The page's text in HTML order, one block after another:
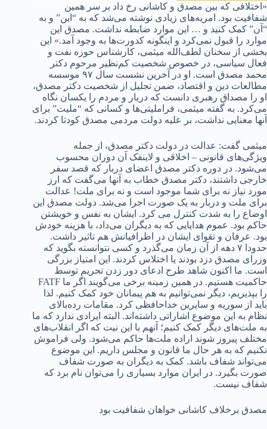
«اختلافی که بین مصدق و کاشانی رخ داد بر سر همین
شفافیت بود. امریه‌های زیادی نوشته می‌شد که به “این” و به
“آن” کمک کنید و … این موارد ضابطه نداشت. مصدق این
موارد را قبول نمی‌کرد و اینگونه کدورت‌ها به وجود آمد.» این
بخشی از سخنان لطف‌الله میثمی، کارشناس حوزه نفت و
فعال سیاسی، در خصوص شخصیت کم‌نظیر مرحوم دکتر
محمد مصدق است. او در آخرین نشست سال ۹۷ موسسه
مطالعات دین و اقتصاد، ضمن تجلیل از شخصیت دکتر مصدق،
او را مصداق رهبری دانست که دربار و مردم را یکسان نگاه
می‌کرد. به گفته میثمی، فراملیتی‌ها و کسانی که “ملیت” برای
آنها معنایی نداشت، بر علیه دولت مردمی مصدق کودتا کردند.
میثمی گفت: عدالت در دولت دکتر مصدق، از جمله
ویژگی‌های قانونی – اخلاقی و لاینفک آن دوران محسوب
می‌شود. در دوره دکتر مصدق اعضای دربار که قصد سفر
خارجی داشتند، دکتر مصدق خطاب به آنها می‌گفت که ارز
مورد نیاز نه برای شما موجود است و نه برای ملت! عدالت
برای ملت و دربار به یک صورت اجرا می‌شد. دولت مصدق این
اوضاع را به شدت کنترل می کرد. ایشان به نفس و خویشتن
حاکم بود. عموم هدایایی که به دیگران می‌داد، با هزینه خودش
بود. عرفان و تقوای ایشان در اطرافیانش هم تاثیر داشت.
حدودا ۷ دهه از آن زمان می‌گذرد و کسی نتوانسته بگوید که
وزرای مصدق دزد بودند یا اختلاس کردند. این امتیاز بزرگی
است. ما اکنون شاهد طرح ادعای دور زدن تحریم توسط
حاکمیت هستیم. در همین زمینه برخی می‌گویند اگر ما FATF
را بپذیریم، دیگر نمی‌توانیم به هم پیمانان خود کمک کنیم. لذا
باید از سوریه و سایرین خداحافظی کرد. مقامات رده‌بالای
نظام به این موضوع اشاراتی داشته‌اند. البته ایرادی ندارد که ما
به ملت‌های دیگر کمک کنیم؛ آنهم با این نیت که اگر انقلاب‌های
مختلف پیروز شوند اراده ملت‌ها حاکم می‌شود. ولی فراموش
نکنیم که به هر حال ما قانون و مجلس داریم. این موضوع
می‌تواند شفاف باشد. کمک به دیگران به صورت شفاف
صورت بگیرد. در ایران موارد بسیاری را می‌توان نام برد که
شفاف نیست.
مصدق برخلاف کاشانی خواهان شفافیت بود